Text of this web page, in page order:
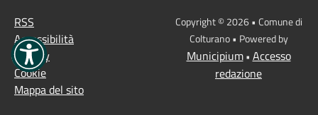
RSS
Accessibilità
Privacy
Cookie
Mappa del sito
Copyright © 2026 • Comune di
Colturano • Powered by
Municipium• Accesso
redazione